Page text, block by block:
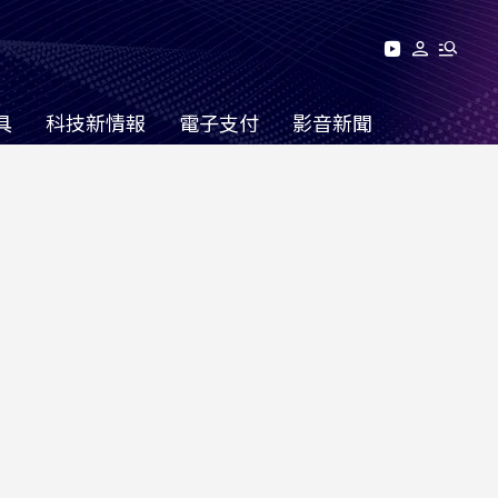
科技新情報 電子支付 影音新聞